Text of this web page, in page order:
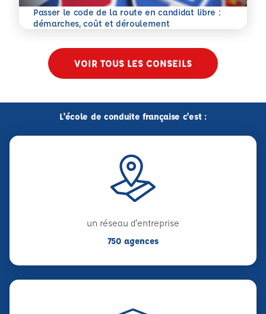
Passer le code de la route en candidat libre :
démarches, coût et déroulement
En savoir plus
VOIR TOUS LES CONSEILS
L'école de conduite française c'est :
un réseau d'entreprise
750 agences